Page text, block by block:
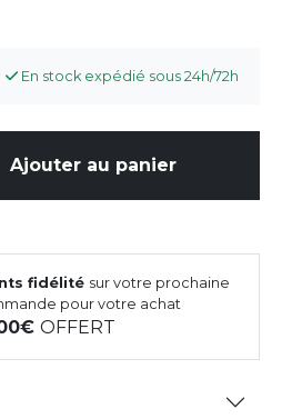
En stock expédié sous 24h/72h
Ajouter au panier
fidélité sur votre prochaine
pour votre achat
OFFERT